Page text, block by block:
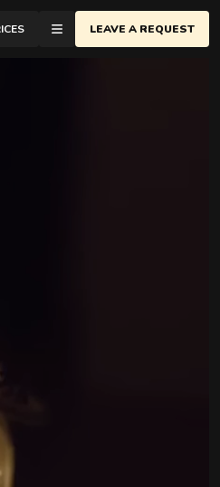
LEAVE A REQUEST
and formats for deeper